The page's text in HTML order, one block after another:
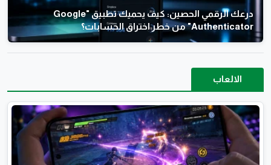
درعك الرقمي الحصين: كيف يحميك تطبيق "Google
Authenticator" من خطر اختراق الحسابات؟
الالعاب